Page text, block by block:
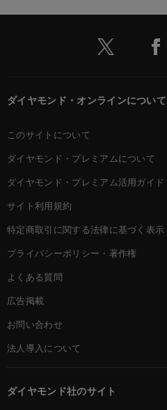
ダイヤモンド・オンラインについて
このサイトについて
ダイヤモンド・プレミアムについて
ダイヤモンド・プレミアム活用ガイド
サイト利用規約
特定商取引に関する法律に基づく表示
プライバシーポリシー・著作権
よくある質問
広告掲載
お問い合わせ
法人導入について
ダイヤモンド社のサイト